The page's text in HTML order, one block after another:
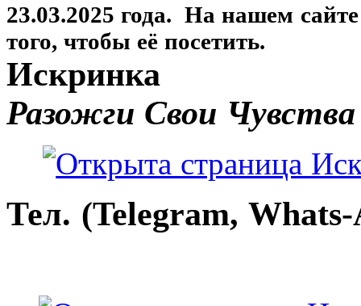
23.03.2025 года. На нашем
того, чтобы её посетить.
Искринка
Разожги Свои Чувства
Тел. (Telegram,